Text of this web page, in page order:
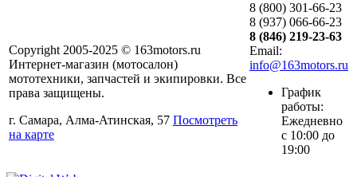
Copyright 2005-2025 © 163motors.ru
Интернет-магазин (мотосалон)
мототехники, запчастей и экипировки. Все
права защищены.
г. Самара, Алма-Атинская, 57 Посмотреть
на карте
8 (800) 301-66-23
8 (937) 066-66-23
8 (846) 219-23-63
Email:
info@163motors.ru
График
работы:
Ежедневно
с 10:00 до
19:00